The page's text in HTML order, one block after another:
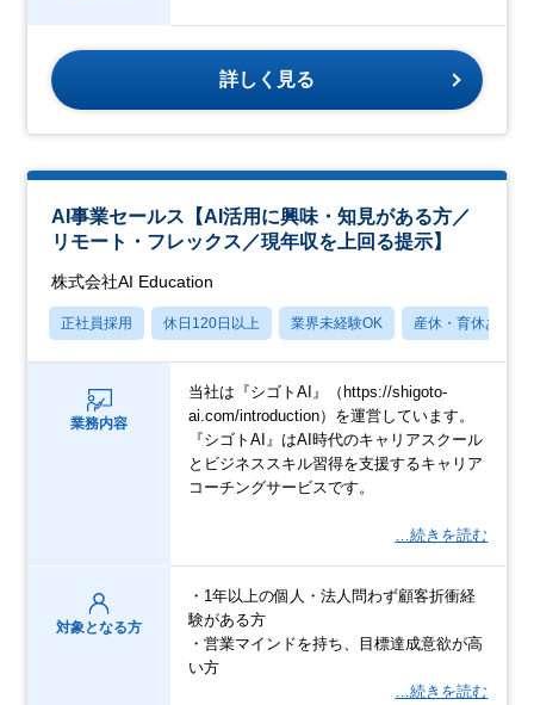
詳しく見る
AI事業セールス【AI活用に興味・知見がある方／
リモート・フレックス／現年収を上回る提示】
株式会社AI Education
正社員採用 休日120日以上 業界未経験OK 産休・育休あり
業務内容
当社は『シゴトAI』（https://shigoto-
ai.com/introduction）を運営しています。
『シゴトAI』はAI時代のキャリアスクール
とビジネススキル習得を支援するキャリア
コーチングサービスです。
…続きを読む
対象となる方
・1年以上の個人・法人問わず顧客折衝経
験がある方
・営業マインドを持ち、目標達成意欲が高
い方
…続きを読む